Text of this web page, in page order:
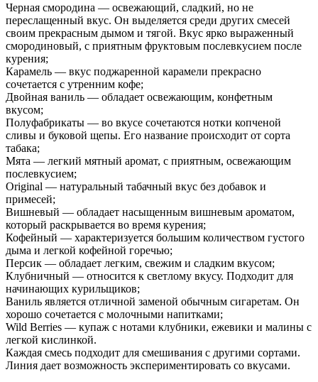
Черная смородина — освежающий, сладкий, но не
переслащенный вкус. Он выделяется среди других смесей
своим прекрасным дымом и тягой. Вкус ярко выраженный
смородиновый, с приятным фруктовым послевкусием после
курения;
Карамель — вкус поджаренной карамели прекрасно
сочетается с утренним кофе;
Двойная ваниль — обладает освежающим, конфетным
вкусом;
Полуфабрикаты — во вкусе сочетаются нотки копченой
сливы и буковой щепы. Его название происходит от сорта
табака;
Мята — легкий мятный аромат, с приятным, освежающим
послевкусием;
Original — натуральный табачный вкус без добавок и
примесей;
Вишневый — обладает насыщенным вишневым ароматом,
который раскрывается во время курения;
Кофейный — характеризуется большим количеством густого
дыма и легкой кофейной горечью;
Персик — обладает легким, свежим и сладким вкусом;
Клубничный — относится к светлому вкусу. Подходит для
начинающих курильщиков;
Ваниль является отличной заменой обычным сигаретам. Он
хорошо сочетается с молочными напитками;
Wild Berries — купаж с нотами клубники, ежевики и малины с
легкой кислинкой.
Каждая смесь подходит для смешивания с другими сортами.
Линия дает возможность экспериментировать со вкусами.